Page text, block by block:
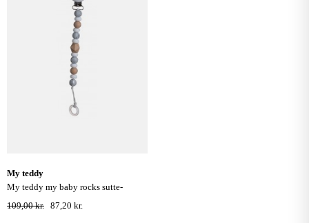
my teddy
my teddy my baby rocks sutte-
/bidekæde - beige, hvid og marmor
109,00 kr. 87,20 kr.